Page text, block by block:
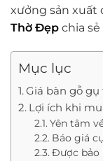
xưởng sản xuất
Thờ Đẹp chia
Mục lục
Giá bàn gỗ
Lợi ích khi
Yên tâm
Báo giá
Được bảo